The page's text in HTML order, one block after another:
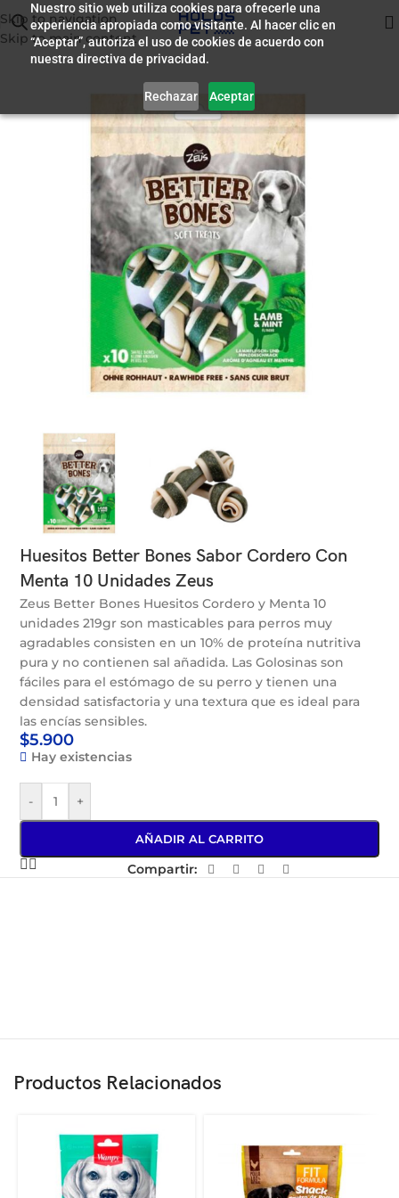
Nuestro sitio web utiliza cookies para ofrecerle una
experiencia apropiada como visitante. Al hacer clic en
“Aceptar”, autoriza el uso de cookies de acuerdo con
nuestra directiva de privacidad.
Rechazar Aceptar
Skip to navigation
Skip to main content
Inicio/Premio para Perros
Huesitos Better Bones Sabor Cordero Con
Menta 10 Unidades Zeus
Zeus Better Bones Huesitos Cordero y Menta 10
unidades 219gr son masticables para perros muy
agradables consisten en un 10% de proteína nutritiva
pura y no contienen sal añadida. Las Golosinas son
fáciles para el estómago de su perro y tienen una
densidad satisfactoria y una textura que es ideal para
las encías sensibles.
$5.900
Hay existencias
- +
AÑADIR AL CARRITO
Compartir:
Productos Relacionados